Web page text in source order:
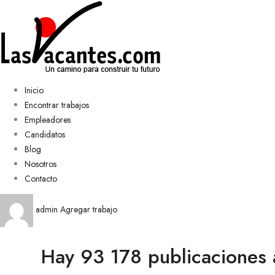
Inicio
Encontrar trabajos
Empleadores
Candidatos
Blog
Nosotros
Contacto
admin Agregar trabajo
Hay 93 178 publicaciones